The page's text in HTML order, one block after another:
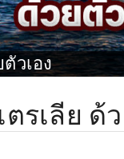
วเอง
รเลีย ด้